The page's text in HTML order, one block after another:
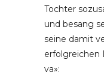
Tochter
und besang
seine damit
erfolgreichen
va»: